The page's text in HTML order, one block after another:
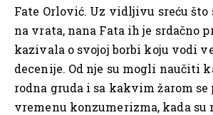
Fate Orlović. Uz vidljivu sreću što
na vrata, nana Fata ih je srdačno
kazivala o svojoj borbi koju vodi
decenije. Od nje su mogli naučiti
rodna gruda i sa kakvim žarom se
vremenu konzumerizma, kada su